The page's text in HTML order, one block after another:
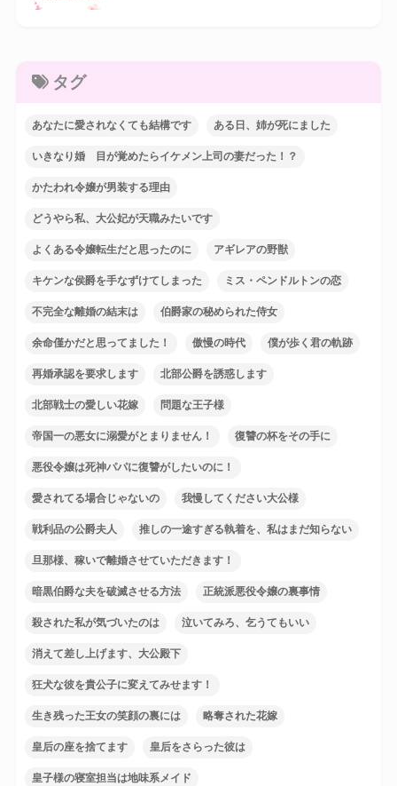
タグ
あなたに愛されなくても結構です ある日、姉が死にました
いきなり婚 目が覚めたらイケメン上司の妻だった！？
かたわれ令嬢が男装する理由
どうやら私、大公妃が天職みたいです
よくある令嬢転生だと思ったのに アギレアの野獣
キケンな侯爵を手なずけてしまった ミス・ペンドルトンの恋
不完全な離婚の結末は 伯爵家の秘められた侍女
余命僅かだと思ってました！ 傲慢の時代 僕が歩く君の軌跡
再婚承認を要求します 北部公爵を誘惑します
北部戦士の愛しい花嫁 問題な王子様
帝国一の悪女に溺愛がとまりません！ 復讐の杯をその手に
悪役令嬢は死神パパに復讐がしたいのに！
愛されてる場合じゃないの 我慢してください大公様
戦利品の公爵夫人 推しの一途すぎる執着を、私はまだ知らない
旦那様、稼いで離婚させていただきます！
暗黒伯爵な夫を破滅させる方法 正統派悪役令嬢の裏事情
殺された私が気づいたのは 泣いてみろ、乞うてもいい
消えて差し上げます、大公殿下
狂犬な彼を貴公子に変えてみせます！
生き残った王女の笑顔の裏には 略奪された花嫁
皇后の座を捨てます 皇后をさらった彼は
皇子様の寝室担当は地味系メイド